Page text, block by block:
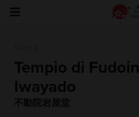
Tempio di Fudoin
Iwayado
不動院岩屋堂